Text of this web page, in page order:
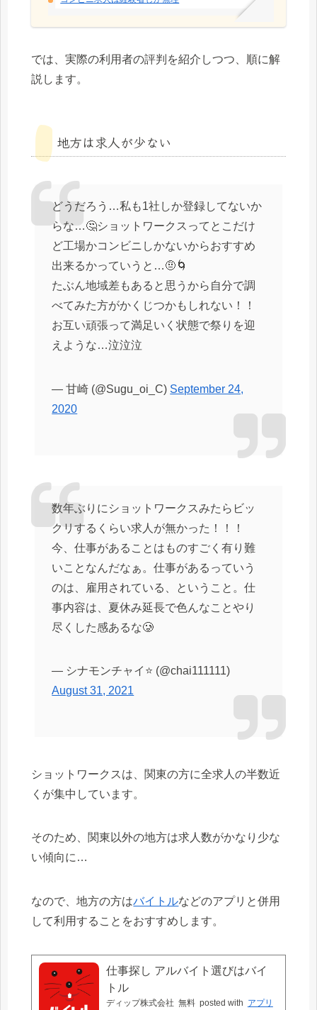
では、実際の利用者の評判を紹介しつつ、順に解
説します。
地方は求人が少ない
どうだろう…私も1社しか登録してないか
らな…🤔ショットワークスってとこだけ
ど工場かコンビニしかないからおすすめ
出来るかっていうと…🤨🌀
たぶん地域差もあると思うから自分で調
べてみた方がかくじつかもしれない！！
お互い頑張って満足いく状態で祭りを迎
えような…泣泣泣
— 甘崎 (@Sugu_oi_C) September 24,
2020
数年ぶりにショットワークスみたらビッ
クリするくらい求人が無かった！！！
今、仕事があることはものすごく有り難
いことなんだなぁ。仕事があるっていう
のは、雇用されている、ということ。仕
事内容は、夏休み延長で色んなことやり
尽くした感あるな🥲
— シナモンチャイ⭐ (@chai111111)
August 31, 2021
ショットワークスは、関東の方に全求人の半数近
くが集中しています。
そのため、関東以外の地方は求人数がかなり少な
い傾向に…
なので、地方の方はバイトルなどのアプリと併用
して利用することをおすすめします。
仕事探し アルバイト選びはバイ
トル
ディップ株式会社 無料 posted with アプリ